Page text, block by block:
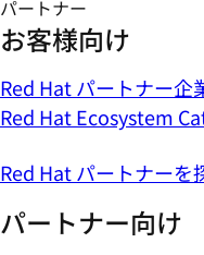
パートナー
お客様向け
Red Hat パートナー企
Red Hat Ecosystem
Red Hat パートナーを
パートナー向け